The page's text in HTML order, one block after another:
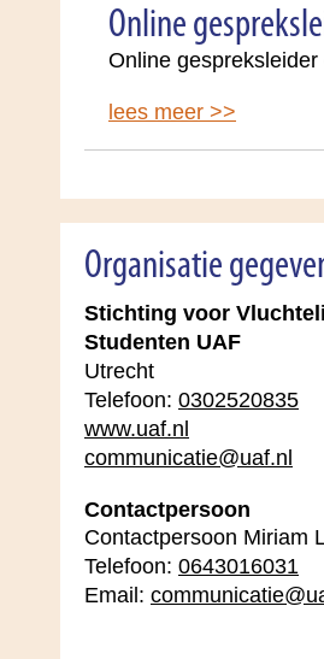
Online
Online gespreksleider
lees meer >>
Organisatie
Stichting voor
Studenten UAF
Utrecht
Telefoon: 0302520835
www.uaf.nl
communicatie@uaf.nl
Contactpersoon
Contactpersoon Miriam
Telefoon: 0643016031
Email: